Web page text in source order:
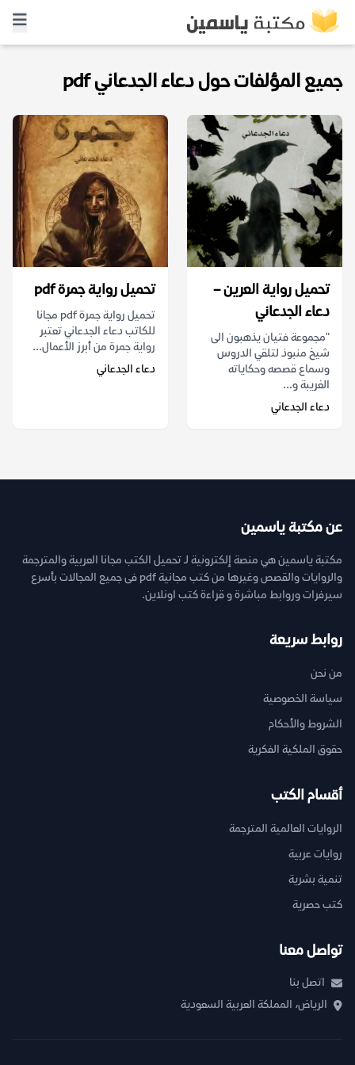
جميع المؤلفات حول دعاء الجدعاني pdf
تحميل رواية العرين –
دعاء الجدعاني
"مجموعة فتيان يذهبون الى
شيخ منبوذ لتلقي الدروس
وسماع قصصه وحكاياته
الغريبة و...
دعاء الجدعاني
تحميل رواية جمرة pdf
تحميل رواية جمرة pdf مجانا
للكاتب دعاء الجدعاني تعتبر
رواية جمرة من أبرز الأعمال...
دعاء الجدعاني
عن مكتبة ياسمين
مكتبة ياسمين هي منصة إلكترونية لـ تحميل الكتب مجانا العربية والمترجمة
والروايات والقصص وغيرها من كتب مجانية pdf فى جميع المجالات بأسرع
سيرفرات وروابط مباشرة و قراءة كتب اونلاين.
روابط سريعة
من نحن
سياسة الخصوصية
الشروط والأحكام
حقوق الملكية الفكرية
أقسام الكتب
الروايات العالمية المترجمة
روايات عربية
تنمية بشرية
كتب حصرية
تواصل معنا
اتصل بنا
الرياض، المملكة العربية السعودية